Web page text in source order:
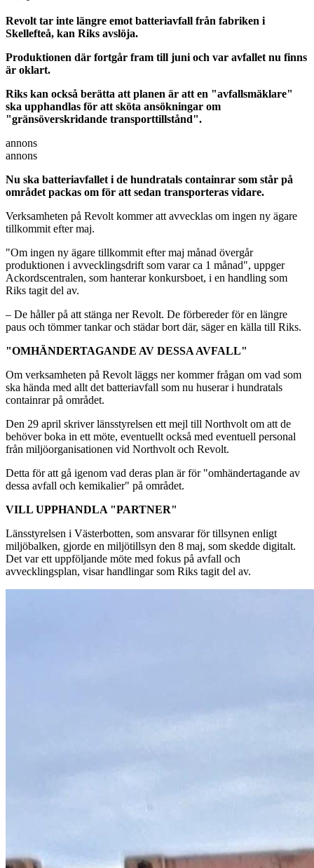
Revolt tar inte längre emot batteriavfall från fabriken i
Skellefteå, kan Riks avslöja.
Produktionen där fortgår fram till juni och var avfallet nu finns
är oklart.
Riks kan också berätta att planen är att en "avfallsmäklare"
ska upphandlas för att sköta ansökningar om
"gränsöverskridande transporttillstånd".
annons
annons
Nu ska batteriavfallet i de hundratals containrar som står på
området packas om för att sedan transporteras vidare.
Verksamheten på Revolt kommer att avvecklas om ingen ny ägare
tillkommit efter maj.
"Om ingen ny ägare tillkommit efter maj månad övergår
produktionen i avvecklingsdrift som varar ca 1 månad", uppger
Ackordscentralen, som hanterar konkursboet, i en handling som
Riks tagit del av.
– De håller på att stänga ner Revolt. De förbereder för en längre
paus och tömmer tankar och städar bort där, säger en källa till Riks.
"OMHÄNDERTAGANDE AV DESSA AVFALL"
Om verksamheten på Revolt läggs ner kommer frågan om vad som
ska hända med allt det batteriavfall som nu huserar i hundratals
containrar på området.
Den 29 april skriver länsstyrelsen ett mejl till Northvolt om att de
behöver boka in ett möte, eventuellt också med eventuell personal
från miljöorganisationen vid Northvolt och Revolt.
Detta för att gå igenom vad deras plan är för "omhändertagande av
dessa avfall och kemikalier" på området.
VILL UPPHANDLA "PARTNER"
Länsstyrelsen i Västerbotten, som ansvarar för tillsynen enligt
miljöbalken, gjorde en miljötillsyn den 8 maj, som skedde digitalt.
Det var ett uppföljande möte med fokus på avfall och
avvecklingsplan, visar handlingar som Riks tagit del av.